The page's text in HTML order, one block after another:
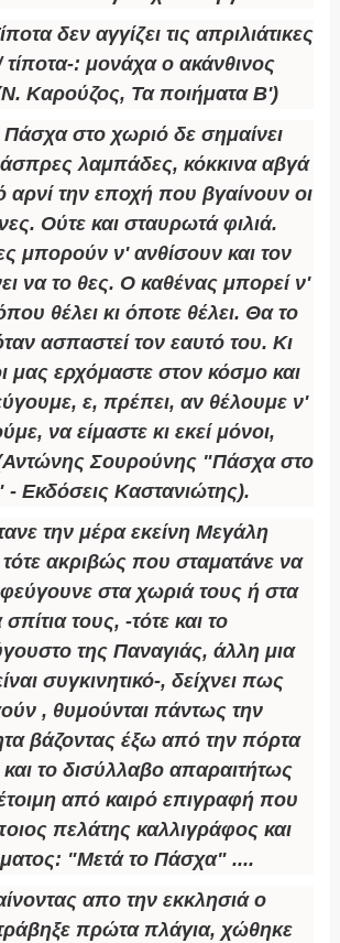
δεν αγγίζει τις απριλιάτικες
τίποτα-: μονάχα ο ακάνθινος
Καρούζος, Τα ποιήματα Β')
Πάσχα στο χωριό δε σημαίνει
άσπρες λαμπάδες, κόκκινα αβγά
αρνί την εποχή που βγαίνουν οι
Ούτε και σταυρωτά φιλιά.
μπορούν ν' ανθίσουν και τον
να το θες. Ο καθένας μπορεί ν'
θέλει κι όποτε θέλει. Θα το
ασπαστεί τον εαυτό του. Κι
μας ερχόμαστε στον κόσμο και
ε, πρέπει, αν θέλουμε ν'
να είμαστε κι εκεί μόνοι,
Σουρούνης "Πάσχα στο
- Εκδόσεις Καστανιώτης).
την μέρα εκείνη Μεγάλη
ακριβώς που σταματάνε να
φεύγουνε στα χωριά τους ή στα
σπίτια τους, -τότε και το
της Παναγιάς, άλλη μια
συγκινητικό-, δείχνει πως
, θυμούνται πάντως την
βάζοντας έξω από την πόρτα
το δισύλλαβο απαραιτήτως
από καιρό επιγραφή που
πελάτης καλλιγράφος και
"Μετά το Πάσχα" ....
απο την εκκλησιά ο
πρώτα πλάγια, χώθηκε